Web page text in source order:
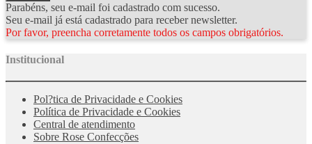
Parabéns, seu e-mail foi cadastrado com sucesso.
Seu e-mail já está cadastrado para receber newsletter.
Por favor, preencha corretamente todos os campos obrigatórios.
Institucional
Pol?tica de Privacidade e Cookies
Política de Privacidade e Cookies
Central de atendimento
Sobre Rose Confecções